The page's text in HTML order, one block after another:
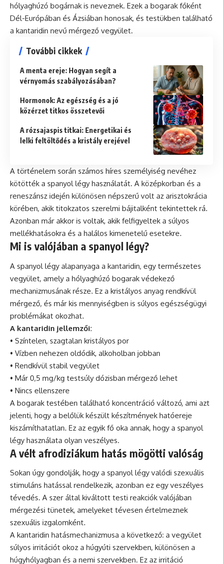
hólyaghúzó bogárnak is neveznek. Ezek a bogarak főként
Dél-Európában és Ázsiában honosak, és testükben található
a kantaridin nevű mérgező vegyület.
További cikkek
A menta ereje: Hogyan segít a
vérnyomás szabályozásában?
Hormonok: Az egészség és a jó
közérzet titkos összetevői
A rózsajaspis titkai: Energetikai és
lelki feltöltődés a kristály erejével
A történelem során számos híres személyiség nevéhez
kötötték a spanyol légy használatát. A középkorban és a
reneszánsz idején különösen népszerű volt az arisztokrácia
körében, akik titokzatos szerelmi bájitalként tekintettek rá.
Azonban már akkor is voltak, akik felfigyeltek a súlyos
mellékhatásokra és a halálos kimenetelű esetekre.
Mi is valójában a spanyol légy?
A spanyol légy alapanyaga a kantaridin, egy természetes
vegyület, amely a hólyaghúzó bogarak védekező
mechanizmusának része. Ez a kristályos anyag rendkívül
mérgező, és már kis mennyiségben is súlyos egészségügyi
problémákat okozhat.
A kantaridin jellemzői:
• Színtelen, szagtalan kristályos por
• Vízben nehezen oldódik, alkoholban jobban
• Rendkívül stabil vegyület
• Már 0,5 mg/kg testsúly dózisban mérgező lehet
• Nincs ellenszere
A bogarak testében található koncentráció változó, ami azt
jelenti, hogy a belőlük készült készítmények hatóereje
kiszámíthatatlan. Ez az egyik fő oka annak, hogy a spanyol
légy használata olyan veszélyes.
A vélt afrodiziákum hatás mögötti valóság
Sokan úgy gondolják, hogy a spanyol légy valódi szexuális
stimuláns hatással rendelkezik, azonban ez egy veszélyes
tévedés. A szer által kiváltott testi reakciók valójában
mérgezési tünetek, amelyeket tévesen értelmeznek
szexuális izgalomként.
A kantaridin hatásmechanizmusa a következő: a vegyület
súlyos irritációt okoz a húgyúti szervekben, különösen a
húgyhólyagban és a nemi szervekben. Ez az irritáció